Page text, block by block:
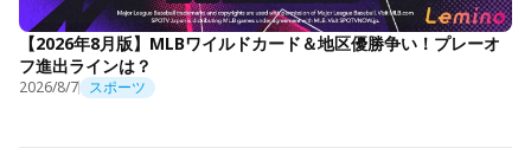
【2026年8月版】MLBワイルドカード＆地区優勝争い！プレーオ
フ進出ラインは？
2026/8/7 スポーツ